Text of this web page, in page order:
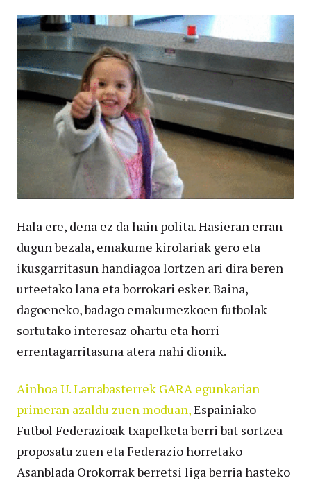
Hala ere, dena ez da hain polita. Hasieran erran
dugun bezala, emakume kirolariak gero eta
ikusgarritasun handiagoa lortzen ari dira beren
urteetako lana eta borrokari esker. Baina,
dagoeneko, badago emakumezkoen futbolak
sortutako interesaz ohartu eta horri
errentagarritasuna atera nahi dionik.
Ainhoa U. Larrabasterrek GARA egunkarian
primeran azaldu zuen moduan,Espainiako
Futbol Federazioak txapelketa berri bat sortzea
proposatu zuen eta Federazio horretako
Asanblada Orokorrak berretsi liga berria hasteko